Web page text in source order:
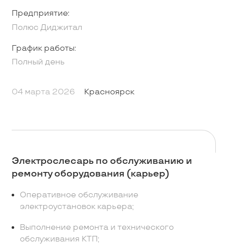
Предприятие:
Полюс Диджитал
График работы:
Полный день
04 марта 2026 Красноярск
Электрослесарь по обслуживанию и
ремонту оборудования (карьер)
Оперативное обслуживание
электроустановок карьера;
Выполнение ремонта и технического
обслуживания КТП;